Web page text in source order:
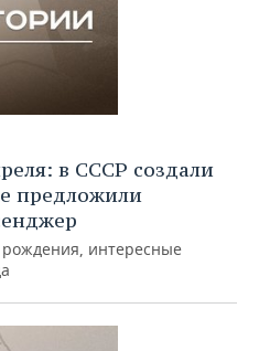
в СССР создали
предложили
интересные